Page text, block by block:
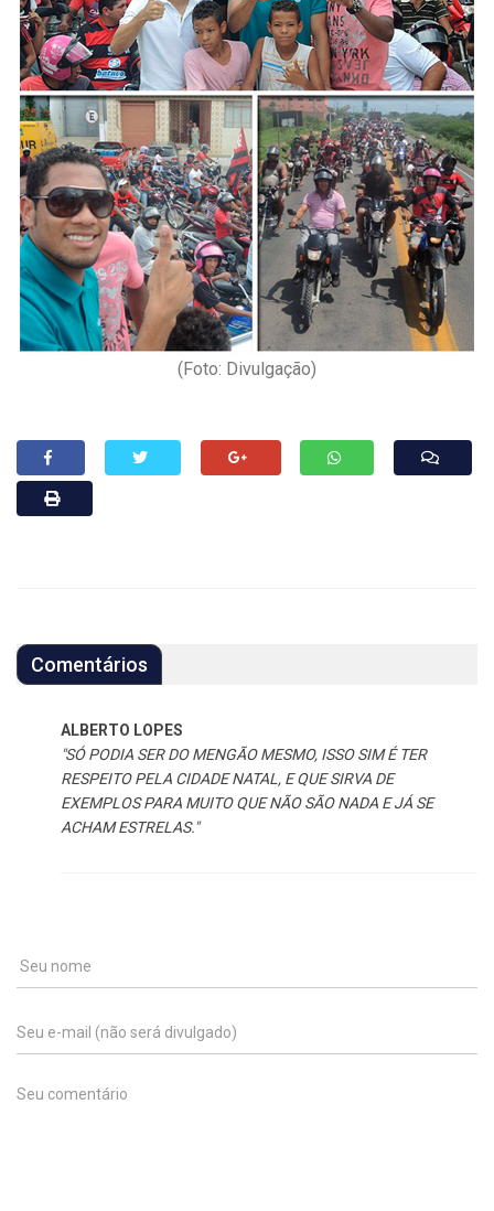
(Foto: Divulgação)
Comentários
ALBERTO LOPES
"SÓ PODIA SER DO MENGÃO MESMO, ISSO SIM É TER
RESPEITO PELA CIDADE NATAL, E QUE SIRVA DE
EXEMPLOS PARA MUITO QUE NÃO SÃO NADA E JÁ SE
ACHAM ESTRELAS."